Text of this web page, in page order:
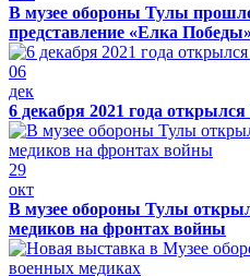
В музее обороны Тулы
представление «Елка Победы»
06
дек
6 декабря 2021 года
29
окт
В музее обороны Тулы
медиков на фронтах войны